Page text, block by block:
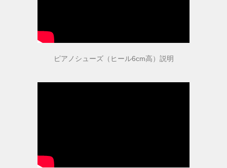
愛用ピアニストの声２
ピアノシューズ（ヒール6cm高）説明